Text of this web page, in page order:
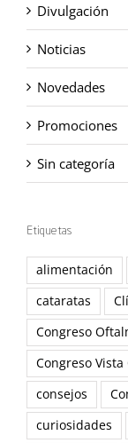
Divulgación
Noticias
Novedades
Promociones
Sin categoría
Etiquetas
alimentación
cataratas
Congreso
Congreso
consejos
curiosidades